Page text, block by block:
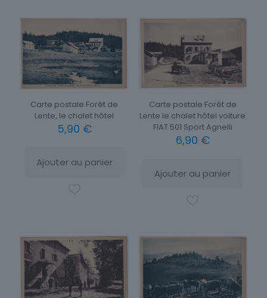
Carte postale Forêt de
Lente, le chalet hôtel
5,90 €
Ajouter au panier
Carte postale Forêt de
Lente le chalet hôtel voiture
FIAT 501 Sport Agnelli
6,90 €
Ajouter au panier